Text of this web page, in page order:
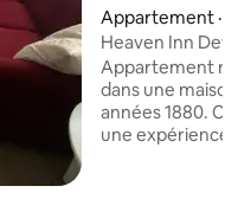
Appartement ·
Heaven Inn
Appartement
dans une maison
années 1880. Ce logement est vraiment
une expérience,